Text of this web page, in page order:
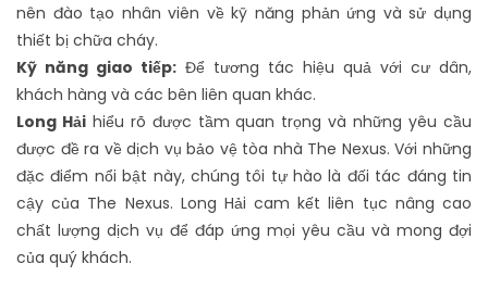
nên đào tạo nhân viên về kỹ năng phản ứng và sử dụng
thiết bị chữa cháy.
Kỹ năng giao tiếp: Để tương tác hiệu quả với cư dân,
khách hàng và các bên liên quan khác.
Long Hảihiểu rõ được tầm quan trọng và những yêu cầu
được đề ra về dịch vụ bảo vệ tòa nhà The Nexus. Với những
đặc điểm nổi bật này, chúng tôi tự hào là đối tác đáng tin
cậy của The Nexus. Long Hải cam kết liên tục nâng cao
chất lượng dịch vụ để đáp ứng mọi yêu cầu và mong đợi
của quý khách.